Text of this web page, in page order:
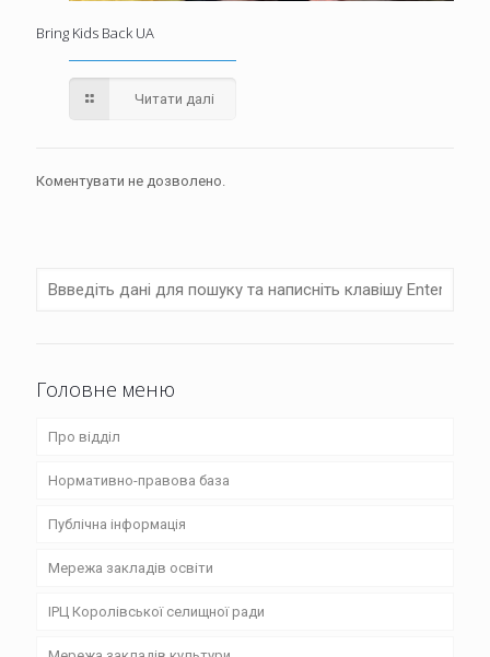
Bring Kids Back UA
Читати далі
Коментувати не дозволено.
Головне меню
Про відділ
Структура
Положення
Графік роботи
Плани
Нормативно-правова база
Закони
Розпорядження та рішення
Накази
Публічна інформація
Фінансові звіти
Публічні закупівлі
Мережа закладів освіти
Приватні заклади дошкільної освіти
ІРЦ Королівської селищної ради